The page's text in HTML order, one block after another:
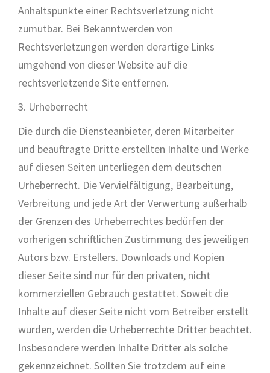
Anhaltspunkte einer Rechtsverletzung nicht
zumutbar. Bei Bekanntwerden von
Rechtsverletzungen werden derartige Links
umgehend von dieser Website auf die
rechtsverletzende Site entfernen.
3. Urheberrecht
Die durch die Diensteanbieter, deren Mitarbeiter
und beauftragte Dritte erstellten Inhalte und Werke
auf diesen Seiten unterliegen dem deutschen
Urheberrecht. Die Vervielfältigung, Bearbeitung,
Verbreitung und jede Art der Verwertung außerhalb
der Grenzen des Urheberrechtes bedürfen der
vorherigen schriftlichen Zustimmung des jeweiligen
Autors bzw. Erstellers. Downloads und Kopien
dieser Seite sind nur für den privaten, nicht
kommerziellen Gebrauch gestattet. Soweit die
Inhalte auf dieser Seite nicht vom Betreiber erstellt
wurden, werden die Urheberrechte Dritter beachtet.
Insbesondere werden Inhalte Dritter als solche
gekennzeichnet. Sollten Sie trotzdem auf eine